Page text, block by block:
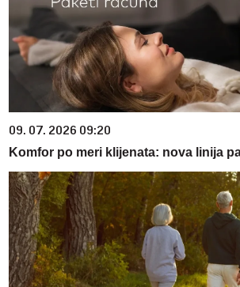
09. 07. 2026 09:20
Komfor po meri klijenata: nova linija